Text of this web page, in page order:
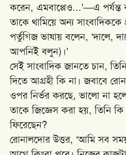
করেন, এমবাপ্পেও...’—এ
তাকে থামিয়ে অন্য
পর্তুগিজ ভাষায় বলেন, ‘দালে,
আপনিই বলুন)।’
সেই সাংবাদিক জানতে চান,
দিতে আগ্রহী কি না। জবাবে
ওপর নির্ভর করছে, ভালো না
তাকে জিজ্ঞেস করা হয়, তিনি কি
ফিরেছেন?
রোনালদোর উত্তর, ‘আমি সব